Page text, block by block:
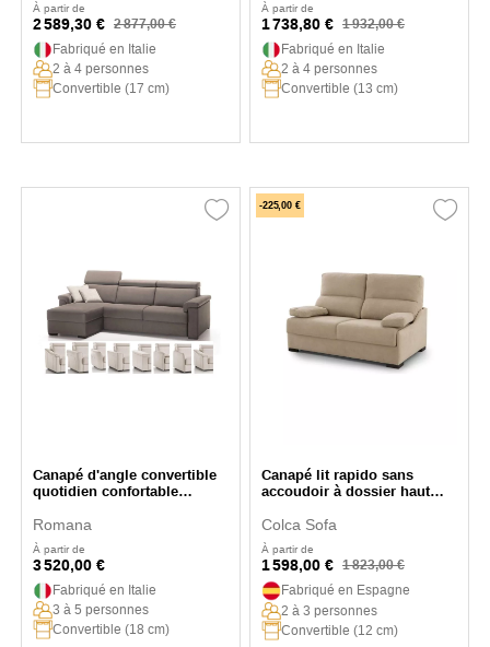
À partir de
2 589,30 € 2 877,00 €
Fabriqué en Italie
2 à 4 personnes
Convertible (17 cm)
À partir de
1 738,80 € 1 932,00 €
Fabriqué en Italie
2 à 4 personnes
Convertible (13 cm)
Canapé d'angle convertible
quotidien confortable
Romana
À partir de
3 520,00 €
Fabriqué en Italie
3 à 5 personnes
Convertible (18 cm)
-225,00 €
Canapé lit rapido sans
accoudoir à dossier haut
Colca Sofa
À partir de
1 598,00 € 1 823,00 €
Fabriqué en Espagne
2 à 3 personnes
Convertible (12 cm)